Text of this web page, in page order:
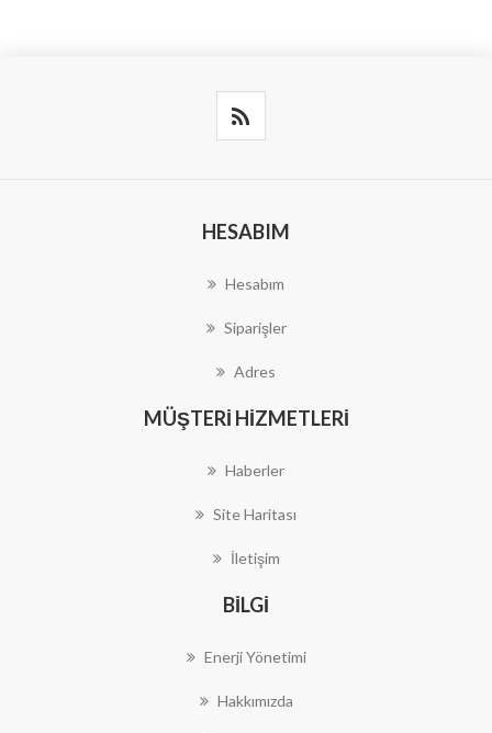
HESABIM
Hesabım
Siparişler
Adres
MÜŞTERI HIZMETLERI
Haberler
Site Haritası
İletişim
BILGI
Enerji Yönetimi
Hakkımızda